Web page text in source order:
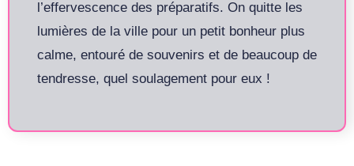
l’effervescence des préparatifs. On quitte les
lumières de la ville pour un petit bonheur plus
calme, entouré de souvenirs et de beaucoup de
tendresse, quel soulagement pour eux !